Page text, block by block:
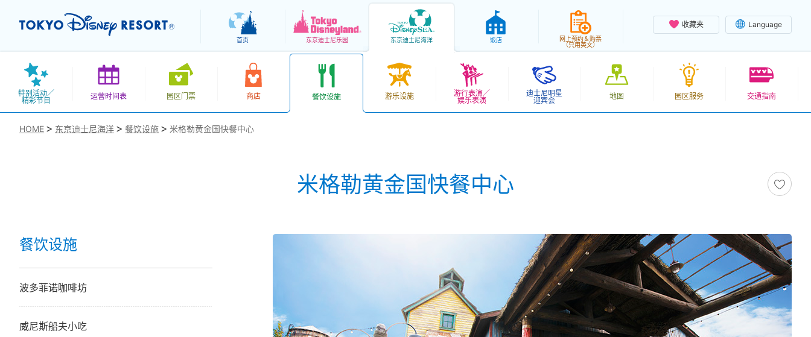
收藏夹 Language
首页 东京迪士尼乐园 东京迪士尼海洋 饭店
网上预约＆购票
（只用英文）
特别活动／
精彩节目
运营时间表 园区门票 商店 餐饮设施 游乐设施
游行表演／
娱乐表演
迪士尼明星
迎宾会
地图 园区服务 交通指南
HOME 东京迪士尼海洋 餐饮设施 米格勒黄金国快餐中心
米格勒黄金国快餐中心
餐饮设施
波多菲诺咖啡坊
威尼斯船夫小吃